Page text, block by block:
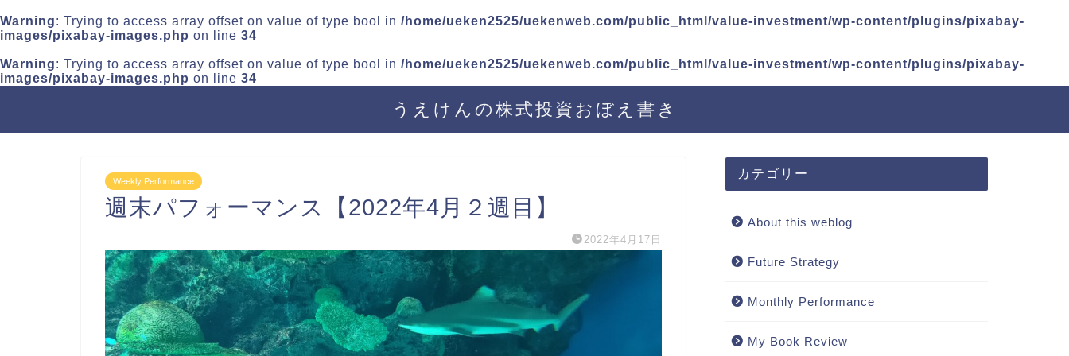
Warning: Trying to access array offset on value of type bool in /home/ueken2525/uekenweb.com/public_html/value-investment/wp-content/plugins/pixabay-
images/pixabay-images.php on line 34
Warning: Trying to access array offset on value of type bool in /home/ueken2525/uekenweb.com/public_html/value-investment/wp-content/plugins/pixabay-
images/pixabay-images.php on line 34
うえけんの株式投資おぼえ書き
Weekly Performance
週末パフォーマンス【2022年4月２週目】
2022年4月17日
カテゴリー
About this weblog
Future Strategy
Monthly Performance
My Book Review